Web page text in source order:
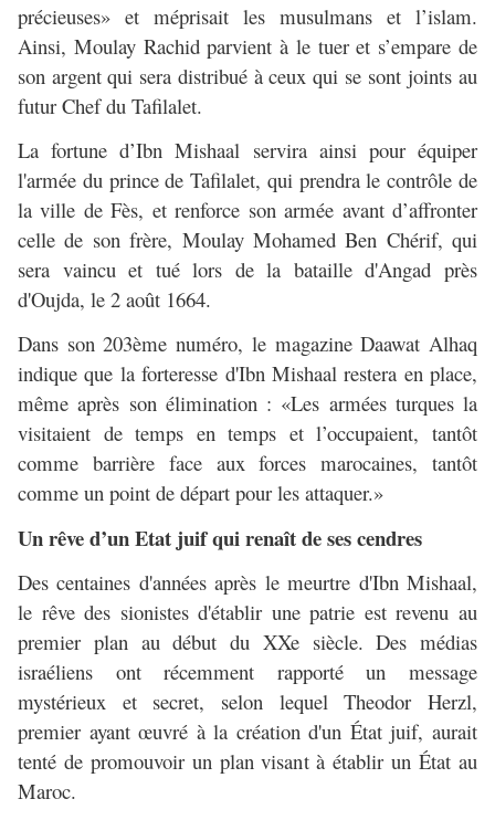
précieuses» et méprisait les musulmans et l’islam.
Ainsi, Moulay Rachid parvient à le tuer et s’empare de
son argent qui sera distribué à ceux qui se sont joints au
futur Chef du Tafilalet.
La fortune d’Ibn Mishaal servira ainsi pour équiper
l'armée du prince de Tafilalet, qui prendra le contrôle de
la ville de Fès, et renforce son armée avant d’affronter
celle de son frère, Moulay Mohamed Ben Chérif, qui
sera vaincu et tué lors de la bataille d'Angad près
d'Oujda, le 2 août 1664.
Dans son 203ème numéro, le magazine Daawat Alhaq
indique que la forteresse d'Ibn Mishaal restera en place,
même après son élimination : «Les armées turques la
visitaient de temps en temps et l’occupaient, tantôt
comme barrière face aux forces marocaines, tantôt
comme un point de départ pour les attaquer.»
Un rêve d’un Etat juif qui renaît de ses cendres
Des centaines d'années après le meurtre d'Ibn Mishaal,
le rêve des sionistes d'établir une patrie est revenu au
premier plan au début du XXe siècle. Des médias
israéliens ont récemment rapporté un message
mystérieux et secret, selon lequel Theodor Herzl,
premier ayant œuvré à la création d'un État juif, aurait
tenté de promouvoir un plan visant à établir un État au
Maroc.